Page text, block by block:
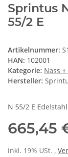
Sprintus
55/2 E
Artikelnummer:
HAN: 102001
Kategorie: Nass
Hersteller:
N 55/2 E
665,45
inkl. 19% USt. ,